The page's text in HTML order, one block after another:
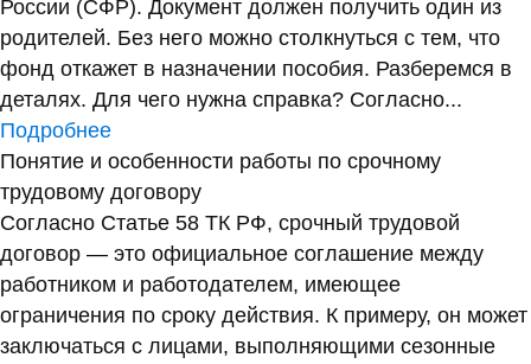
России (СФР). Документ должен получить один из
родителей. Без него можно столкнуться с тем, что
фонд откажет в назначении пособия. Разберемся в
деталях. Для чего нужна справка? Согласно...
Подробнее
Понятие и особенности работы по срочному
трудовому договору
Согласно Статье 58 ТК РФ, срочный трудовой
договор — это официальное соглашение между
работником и работодателем, имеющее
ограничения по сроку действия. К примеру, он может
заключаться с лицами, выполняющими сезонные